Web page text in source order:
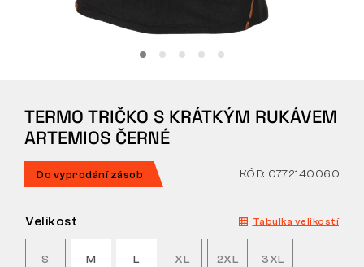
Oblečení
O NÁS
LABORATOŘ BENNON
TERMO TRIČKO S KRÁTKÝM RUKÁVEM
ARTEMIOS ČERNÉ
Do vyprodání zásob KÓD: 0772140060
Velikost Tabulka velikostí
S M L XL 2XL 3XL